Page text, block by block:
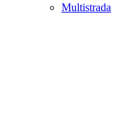
Multistrada